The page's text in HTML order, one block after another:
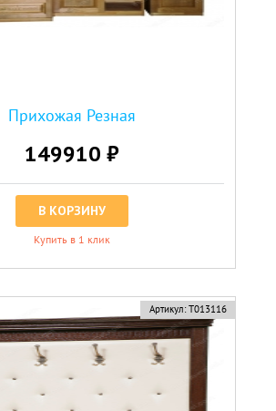
Прихожая Резная
149910 ₽
В КОРЗИНУ
Купить в 1 клик
Артикул: Т013116